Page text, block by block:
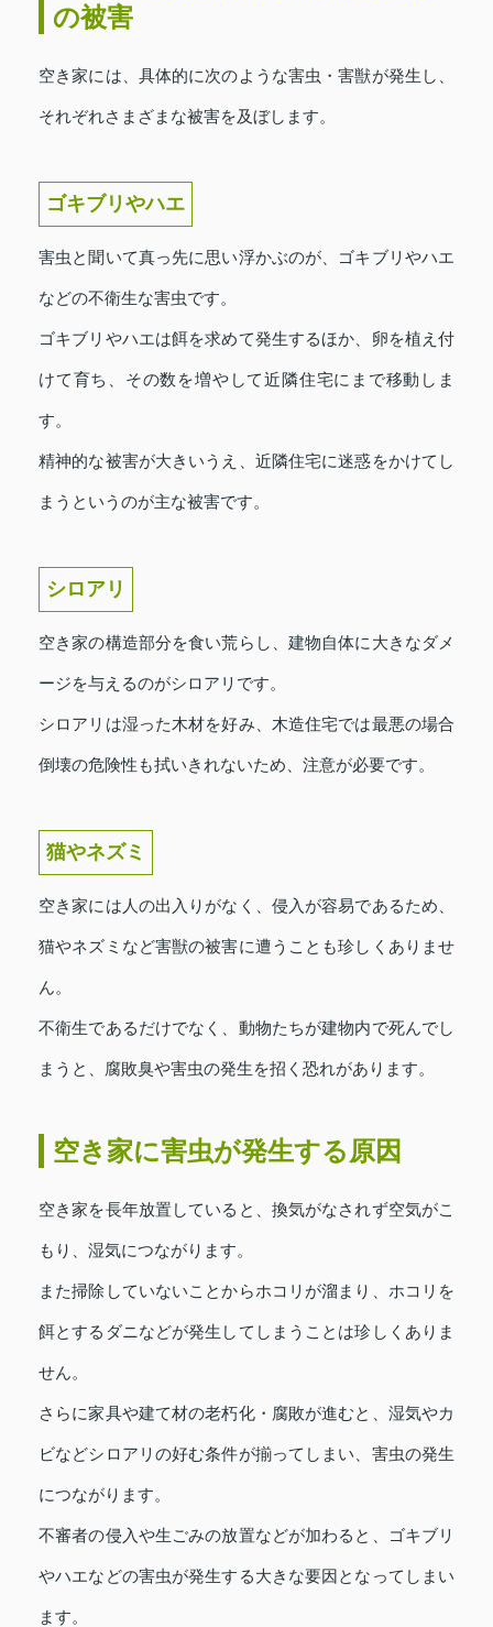
の被害
空き家には、具体的に次のような害虫・害獣が発生し、
それぞれさまざまな被害を及ぼします。
ゴキブリやハエ
害虫と聞いて真っ先に思い浮かぶのが、ゴキブリやハエ
などの不衛生な害虫です。
ゴキブリやハエは餌を求めて発生するほか、卵を植え付
けて育ち、その数を増やして近隣住宅にまで移動しま
す。
精神的な被害が大きいうえ、近隣住宅に迷惑をかけてし
まうというのが主な被害です。
シロアリ
空き家の構造部分を食い荒らし、建物自体に大きなダメ
ージを与えるのがシロアリです。
シロアリは湿った木材を好み、木造住宅では最悪の場合
倒壊の危険性も拭いきれないため、注意が必要です。
猫やネズミ
空き家には人の出入りがなく、侵入が容易であるため、
猫やネズミなど害獣の被害に遭うことも珍しくありませ
ん。
不衛生であるだけでなく、動物たちが建物内で死んでし
まうと、腐敗臭や害虫の発生を招く恐れがあります。
空き家に害虫が発生する原因
空き家を長年放置していると、換気がなされず空気がこ
もり、湿気につながります。
また掃除していないことからホコリが溜まり、ホコリを
餌とするダニなどが発生してしまうことは珍しくありま
せん。
さらに家具や建て材の老朽化・腐敗が進むと、湿気やカ
ビなどシロアリの好む条件が揃ってしまい、害虫の発生
につながります。
不審者の侵入や生ごみの放置などが加わると、ゴキブリ
やハエなどの害虫が発生する大きな要因となってしまい
ます。